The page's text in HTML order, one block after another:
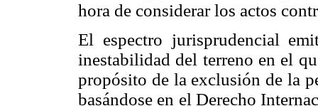
hora de considerar los actos
El espectro jurisprudencial
inestabilidad del terreno en el
propósito de la exclusión de la
basándose en el Derecho